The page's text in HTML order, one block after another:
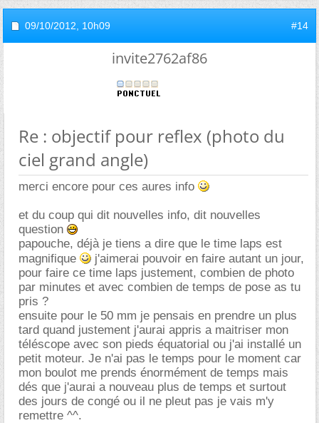
09/10/2012, 10h09 #14
invite2762af86
Re : objectif pour reflex (photo du
ciel grand angle)
merci encore pour ces aures info
et du coup qui dit nouvelles info, dit nouvelles
question
papouche, déjà je tiens a dire que le time laps est
magnifique
j'aimerai pouvoir en faire autant un jour,
pour faire ce time laps justement, combien de photo
par minutes et avec combien de temps de pose as tu
pris ?
ensuite pour le 50 mm je pensais en prendre un plus
tard quand justement j'aurai appris a maitriser mon
téléscope avec son pieds équatorial ou j'ai installé un
petit moteur. Je n'ai pas le temps pour le moment car
mon boulot me prends énormément de temps mais
dés que j'aurai a nouveau plus de temps et surtout
des jours de congé ou il ne pleut pas je vais m'y
remettre ^^.